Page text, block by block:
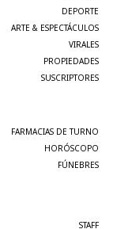
DEPORTE
ARTE & ESPECTÁCULOS
VIRALES
PROPIEDADES
SUSCRIPTORES
FARMACIAS DE TURNO
HORÓSCOPO
FÚNEBRES
STAFF